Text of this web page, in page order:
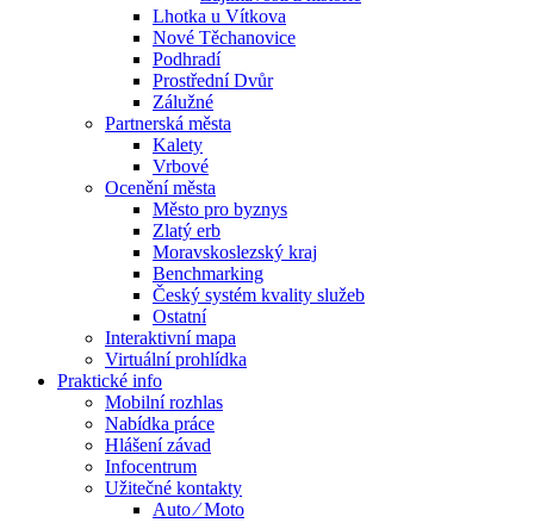
Lhotka u Vítkova
Nové Těchanovice
Podhradí
Prostřední Dvůr
Zálužné
Partnerská města
Kalety
Vrbové
Ocenění města
Město pro byznys
Zlatý erb
Moravskoslezský kraj
Benchmarking
Český systém kvality služeb
Ostatní
Interaktivní mapa
Virtuální prohlídka
Praktické info
Mobilní rozhlas
Nabídka práce
Hlášení závad
Infocentrum
Užitečné kontakty
Auto ⁄ Moto